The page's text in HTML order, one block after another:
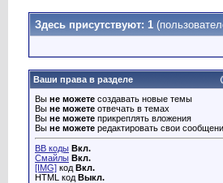
Здесь присутствуют: 1
Ваши права в разделе
Вы не можете создавать новые темы
Вы не можете отвечать в темах
Вы не можете прикреплять вложения
Вы не можете редактировать свои
BB коды Вкл.
Смайлы Вкл.
[IMG] код Вкл.
HTML код Выкл.